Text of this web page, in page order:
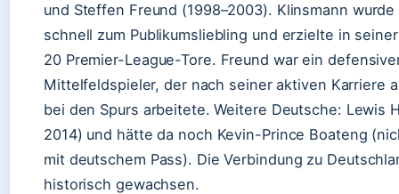
und Steffen Freund (1998–2003). Klinsmann
schnell zum Publikumsliebling und erzielte in
20 Premier-League-Tore. Freund war ein
Mittelfeldspieler, der nach seiner aktiven Karriere
bei den Spurs arbeitete. Weitere Deutsche: Lewis
2014) und hätte da noch Kevin-Prince Boateng
mit deutschem Pass). Die Verbindung zu
historisch gewachsen.